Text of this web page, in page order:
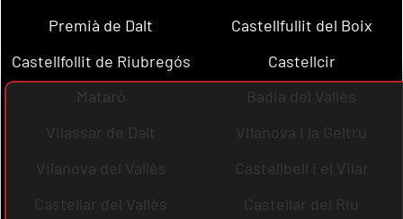
Premià de Dalt
Castellfullit del Boix
Castellfollit de Riubregós
Castellcir
Mataró
Badia del Vallès
Vilassar de Dalt
Vilanova i la Geltrú
Vilanova del Vallès
Castellbell i el Vilar
Castellar del Vallès
Castellar del Riu